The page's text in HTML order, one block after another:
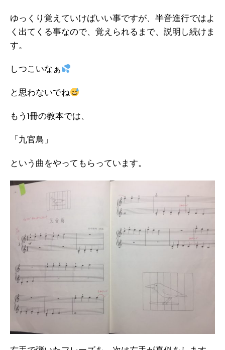
ゆっくり覚えていけばいい事ですが、半音進行ではよ
く出てくる事なので、覚えられるまで、説明し続けま
す。
しつこいなぁ
と思わないでね
もう1冊の教本では、
「九官鳥」
という曲をやってもらっています。